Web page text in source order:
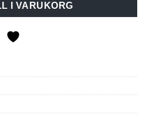
I VARUKORG